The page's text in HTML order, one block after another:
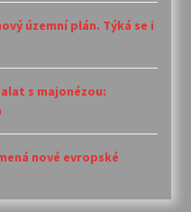
územní plán. Týká se i
s majonézou:
nové evropské